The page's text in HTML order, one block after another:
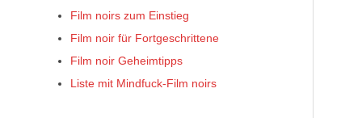
Film noirs zum Einstieg
Film noir für Fortgeschrittene
Film noir Geheimtipps
Liste mit Mindfuck-Film noirs